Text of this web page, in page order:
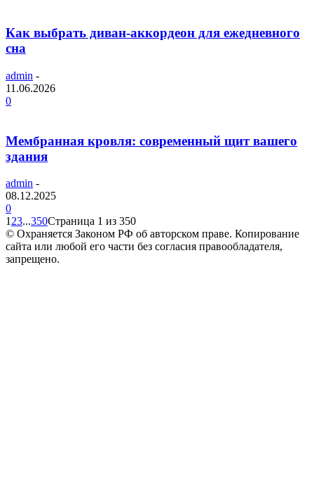
Как выбрать диван-аккордеон для ежедневного
сна
admin -
11.06.2026
0
Мембранная кровля: современный щит вашего
здания
admin -
08.12.2025
0
1 23...350Страница 1 из 350
© Охраняется Законом РФ об авторском праве. Копирование
сайта или любой его части без согласия правообладателя,
запрещено.